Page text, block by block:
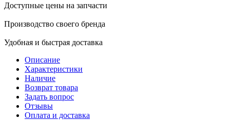
Доступные цены на запчасти
Производство своего бренда
Удобная и быстрая доставка
Описание
Характеристики
Наличие
Возврат товара
Задать вопрос
Отзывы
Оплата и доставка